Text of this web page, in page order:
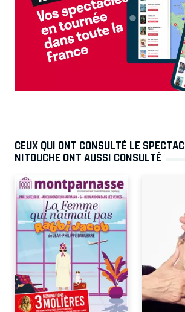
CEUX QUI ONT CONSULTÉ LE
NITOUCHE ONT AUSSI CONSULTÉ